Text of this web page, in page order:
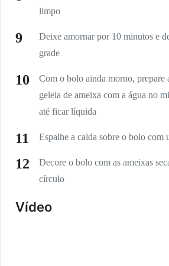
limpo
Deixe amornar por 10 minutos e
grade
Com o bolo ainda morno, prepare
geleia de ameixa com a água no
até ficar líquida
Espalhe a calda sobre o bolo com
Decore o bolo com as ameixas
círculo
Vídeo